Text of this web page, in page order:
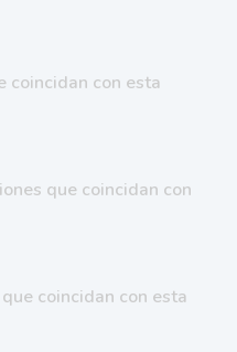
coincidan con esta
que coincidan con
coincidan con esta